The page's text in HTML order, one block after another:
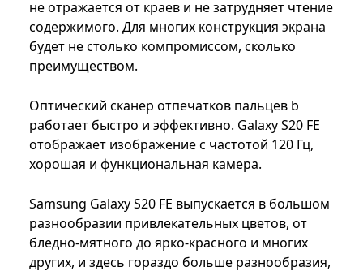
не отражается от краев и не затрудняет чтение
содержимого. Для многих конструкция экрана
будет не столько компромиссом, сколько
преимуществом.
Оптический сканер отпечатков пальцев b
работает быстро и эффективно. Galaxy S20 FE
отображает изображение с частотой 120 Гц,
хорошая и функциональная камера.
Samsung Galaxy S20 FE выпускается в большом
разнообразии привлекательных цветов, от
бледно-мятного до ярко-красного и многих
других, и здесь гораздо больше разнообразия,